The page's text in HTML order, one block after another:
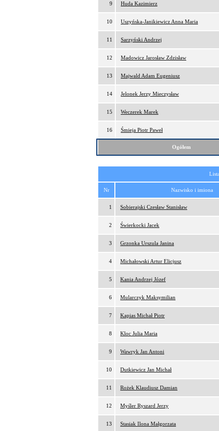
9 Huda Kazimierz
10 Uszyńska-Janikiewicz Anna Maria
11 Sarzyński Andrzej
12 Madowicz Jarosław Zdzisław
13 Majwald Adam Eugeniusz
14 Jelonek Jerzy Mieczysław
15 Weczerek Marek
16 Śmieja Piotr Paweł
Ogółem
Nr Nazwisko i imiona
1 Sobierajski Czesław Stanisław
2 Świerkocki Jacek
3 Grzonka Urszula Janina
4 Michałowski Artur Elicjusz
5 Kania Andrzej Józef
6 Mularczyk Maksymilian
7 Kapias Michał Piotr
8 Kloc Julia Maria
9 Wawryk Jan Antoni
10 Dutkiewicz Jan Michał
11 Rożek Klaudiusz Damian
12 Myśler Ryszard Jerzy
13 Stasiak Ilona Małgorzata